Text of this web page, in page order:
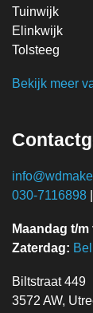
Tuinwijk
Elinkwijk
Tolsteeg
Bekijk meer
030-7116898
Maandag t/
Zaterdag: Bel
Biltstraat 449
3572 AW,